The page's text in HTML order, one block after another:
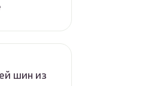
шин из